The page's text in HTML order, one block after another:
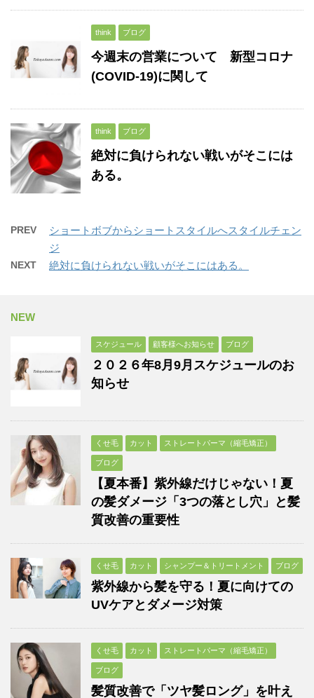
think ブログ
今週末の営業について 新型コロナ
(COVID-19)に関して
think ブログ
絶対に負けられない戦いがそこには
ある。
PREV
ショートボブからショートスタイルへスタイルチェン
ジ
NEXT 絶対に負けられない戦いがそこにはある。
NEW
スケジュール 顧客様へお知らせ ブログ
２０２６年8月9月スケジュールのお
知らせ
くせ毛 カット ストレートパーマ（縮毛矯正）
ブログ
【夏本番】紫外線だけじゃない！夏
の髪ダメージ「3つの落とし穴」と髪
質改善の重要性
くせ毛 カット シャンプー＆トリートメント ブログ
紫外線から髪を守る！夏に向けての
UVケアとダメージ対策
くせ毛 カット ストレートパーマ（縮毛矯正）
ブログ
髪質改善で「ツヤ髪ロング」を叶え